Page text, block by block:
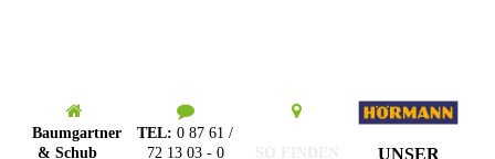
Baumgartner
& Schub
TEL:0 87 61 /
72 13 03 - 0
UNSER